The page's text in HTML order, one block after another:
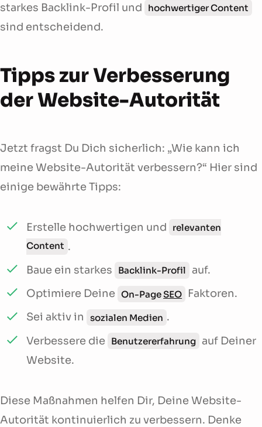
starkes Backlink-Profil und
hochwertiger Content
sind entscheidend.
Tipps zur Verbesserung
der Website-Autorität
Jetzt fragst Du Dich sicherlich: „Wie kann ich
meine Website-Autorität verbessern?“ Hier sind
einige bewährte Tipps:
Erstelle hochwertigen und relevanten
Content .
Baue ein starkes
Backlink-Profil
auf.
Optimiere Deine On-PageSEO
Faktoren.
Sei aktiv in
sozialen Medien .
Verbessere die Benutzererfahrung auf Deiner
Website.
Diese Maßnahmen helfen Dir, Deine Website-
Autorität kontinuierlich zu verbessern. Denke